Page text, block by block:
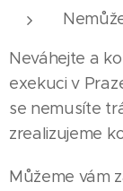
Neváhejte a
exekuci v
se nemusíte
zrealizujeme
Můžeme vám